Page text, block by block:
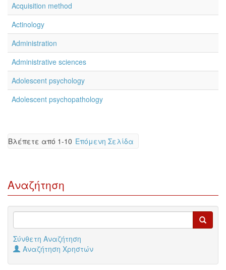
Acquisition method
Actinology
Administration
Administrative sciences
Adolescent psychology
Adolescent psychopathology
Βλέπετε από 1-10 Επόμενη Σελίδα
Αναζήτηση
Σύνθετη Αναζήτηση
Αναζήτηση Χρηστών